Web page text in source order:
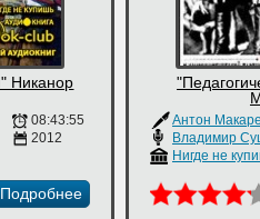
Никанор
08:43:55
2012
Подробнее
Антон
Владимир
Нигде не